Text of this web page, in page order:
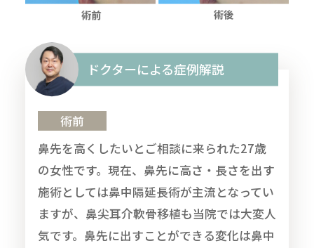
ドクターによる症例解説
術前
鼻先を高くしたいとご相談に来られた27歳
の女性です。現在、鼻先に高さ・長さを出す
施術としては鼻中隔延長術が主流となってい
ますが、鼻尖耳介軟骨移植も当院では大変人
気です。鼻先に出すことができる変化は鼻中